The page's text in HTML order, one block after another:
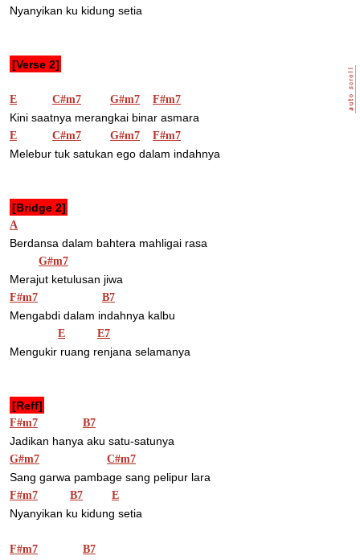
Nyanyikan ku kidung setia
[Verse 2]
E C#m7 G#m7 F#m7
Kini saatnya merangkai binar asmara
E C#m7 G#m7 F#m7
Melebur tuk satukan ego dalam indahnya
[Bridge 2]
A
Berdansa dalam bahtera mahligai rasa
G#m7
Merajut ketulusan jiwa
F#m7 B7
Mengabdi dalam indahnya kalbu
E E7
Mengukir ruang renjana selamanya
[Reff]
F#m7 B7
Jadikan hanya aku satu-satunya
G#m7 C#m7
Sang garwa pambage sang pelipur lara
F#m7 B7 E
Nyanyikan ku kidung setia
F#m7 B7